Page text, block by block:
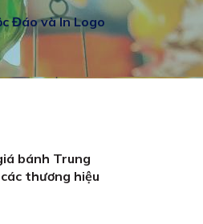
Đáo và In Logo
bánh Trung
thương hiệu